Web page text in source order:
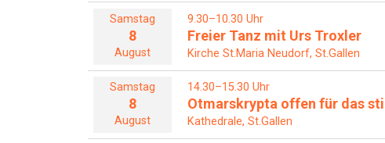
Samstag
8
August
9.30–10.30 Uhr
Freier Tanz mit Urs Troxler
Kirche St.Maria Neudorf, St.Gallen
Samstag
8
August
14.30–15.30 Uhr
Otmarskrypta offen für das
Kathedrale, St.Gallen